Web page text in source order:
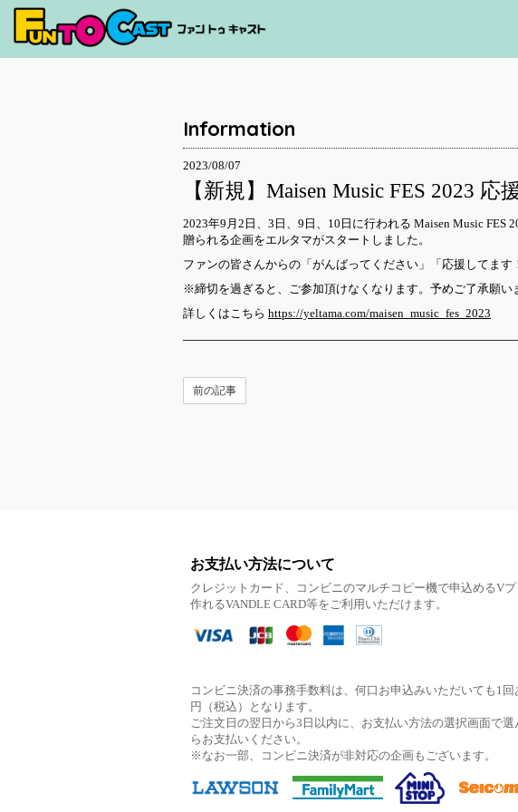
Information
2023/08/07
【新規】Maisen Music FES 2023 応
2023年9月2日、3日、9日、10日に行われる Maisen Music FES
贈られる企画をエルタマがスタートしました。
ファンの皆さんからの「がんばってください」「応援してま
※締切を過ぎると、ご参加頂けなくなります。予めご了承願い
詳しくはこちら https://yeltama.com/maisen_music_fes_2023
前の記事
お支払い方法について
クレジットカード、コンビニのマルチコピー機で申込めるV
作れるVANDLE CARD等をご利用いただけます。
コンビニ決済の事務手数料は、何口お申込みいただいても1回
円（税込）となります。
ご注文日の翌日から3日以内に、お支払い方法の選択画面で
らお支払いください。
※なお一部、コンビニ決済が非対応の企画もございます。